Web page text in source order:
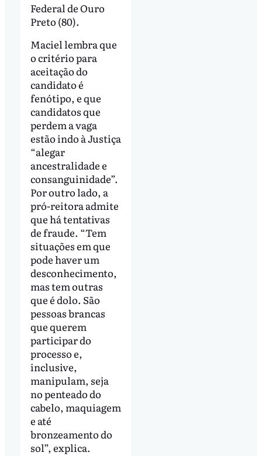
Federal de Ouro
Preto (80).
Maciel lembra que
o critério para
aceitação do
candidato é
fenótipo, e que
candidatos que
perdem a vaga
estão indo à Justiça
“alegar
ancestralidade e
consanguinidade”.
Por outro lado, a
pró-reitora admite
que há tentativas
de fraude. “Tem
situações em que
pode haver um
desconhecimento,
mas tem outras
que é dolo. São
pessoas brancas
que querem
participar do
processo e,
inclusive,
manipulam, seja
no penteado do
cabelo, maquiagem
e até
bronzeamento do
sol”, explica.